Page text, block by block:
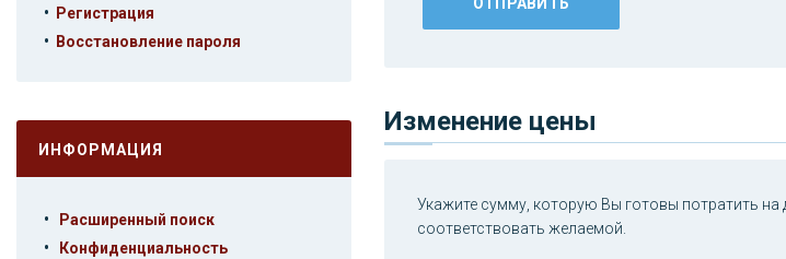
• Регистрация
• Восстановление пароля
ИНФОРМАЦИЯ
• Расширенный поиск
• Конфиденциальность
Изменение цены
Укажите сумму, которую Вы готовы потратить
соответствовать желаемой.